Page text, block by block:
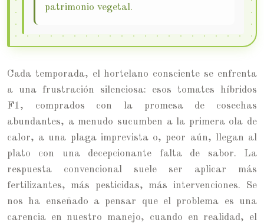
patrimonio vegetal.
Cada temporada, el hortelano consciente se enfrenta
a una frustración silenciosa: esos tomates híbridos
F1, comprados con la promesa de cosechas
abundantes, a menudo sucumben a la primera ola de
calor, a una plaga imprevista o, peor aún, llegan al
plato con una decepcionante falta de sabor. La
respuesta convencional suele ser aplicar más
fertilizantes, más pesticidas, más intervenciones. Se
nos ha enseñado a pensar que el problema es una
carencia en nuestro manejo, cuando en realidad, el